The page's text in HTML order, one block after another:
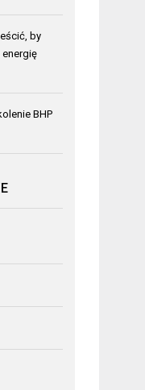
by
BHP